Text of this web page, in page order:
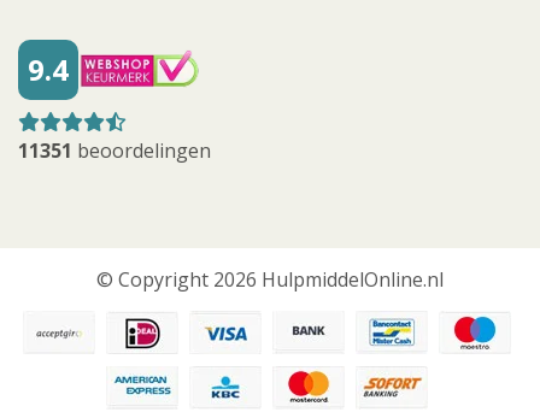
9.4
11351 beoordelingen
© Copyright 2026 HulpmiddelOnline.nl